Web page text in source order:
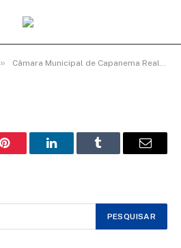
» Câmara Municipal de Capanema Realiza Homenagem Especial ao Dia Internacional da Mulher
Pinterest LinkedInTumblr Email